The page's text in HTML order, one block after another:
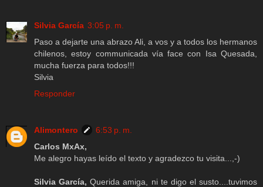
Silvia García 3:05 p. m.
Paso a dejarte una abrazo Ali, a vos y a todos los hermanos
chilenos, estoy communicada vía face con Isa Quesada,
mucha fuerza para todos!!!
Silvia
Responder
Alimontero
6:53 p. m.
Carlos MxAx,
Me alegro hayas leído el texto y agradezco tu visita...,-)
Silvia García, Querida amiga, ni te digo el susto....tuvimos